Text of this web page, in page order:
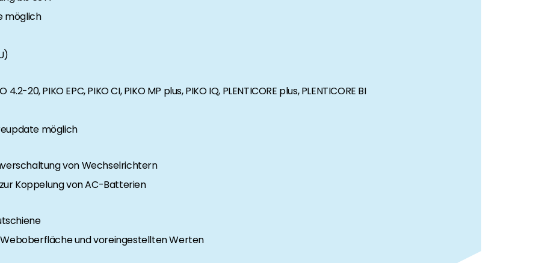
und Dokumentation!
Neuigkeiten von Segen. Hier erfahren Sie es zuerst!
Branche? Dann sind Sie bei uns richtig!
Brancheninformationen sind, werden Sie bei uns fündig.
Partner und profitieren Sie von unseren Vorteilen!
passenden PV-Installateur? Dann sind Sie bei uns genau richtig.
möglich
20, PIKO EPC, PIKO CI, PIKO MP plus, PIKO IQ, PLENTICORE plus, PLENTICORE BI
möglich
von Wechselrichtern
Koppelung von AC-Batterien
und voreingestellten Werten